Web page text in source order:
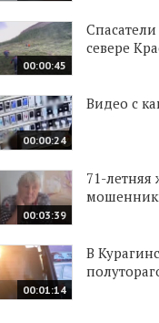
00:00:45
севере
00:00:24
Видео с
00:03:39
71-летняя
00:01:14
В